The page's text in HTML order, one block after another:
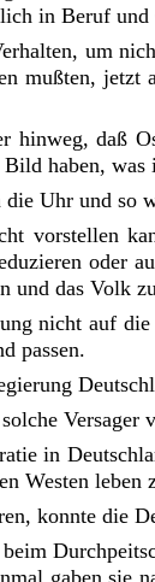
in Beruf
um
mußten, jetzt
hinweg, daß
haben,
Uhr und so
vorstellen
oder
und das Volk
nicht auf
passen.
Versager
in
Westen leben
konnte die